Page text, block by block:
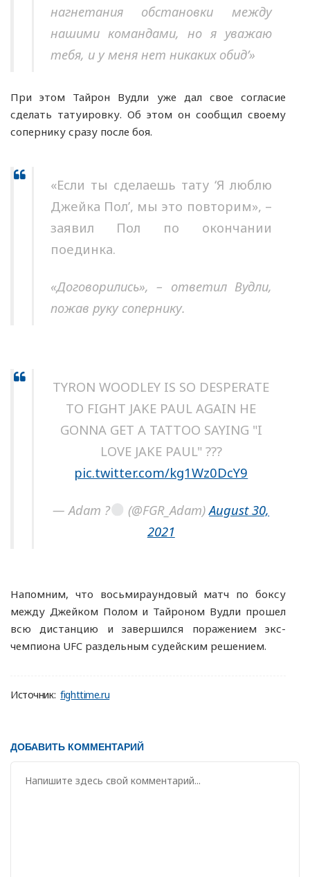
нагнетания обстановки между
нашими командами, но я уважаю
тебя, и у меня нет никаких обид’»
При этом Тайрон Вудли уже дал свое согласие
сделать татуировку. Об этом он сообщил своему
сопернику сразу после боя.
«Если ты сделаешь тату ‘Я люблю
Джейка Пол’, мы это повторим», –
заявил Пол по окончании
поединка.
«Договорились», – ответил Вудли,
пожав руку сопернику.
TYRON WOODLEY IS SO DESPERATE
TO FIGHT JAKE PAUL AGAIN HE
GONNA GET A TATTOO SAYING "I
LOVE JAKE PAUL" ???
pic.twitter.com/kg1Wz0DcY9
— Adam ? (@FGR_Adam)August 30,
2021
Напомним, что восьмираундовый матч по боксу
между Джейком Полом и Тайроном Вудли прошел
всю дистанцию и завершился поражением экс-
чемпиона UFC раздельным судейским решением.
Источник: fighttime.ru
ДОБАВИТЬ КОММЕНТАРИЙ